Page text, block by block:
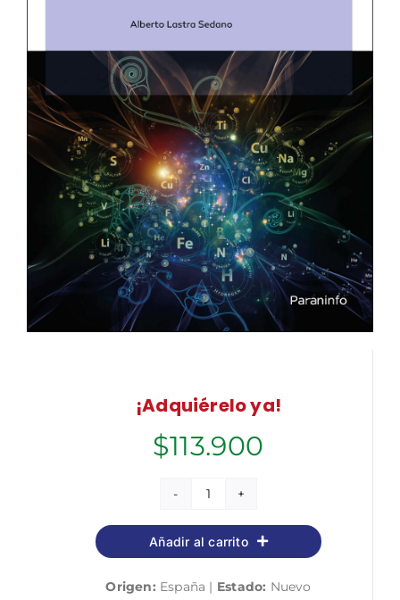
¡Adquiérelo ya!
$113.900
Curso
de
Matemáticas
Química
Añadir al carrito
Origen: España | Estado: Nuevo